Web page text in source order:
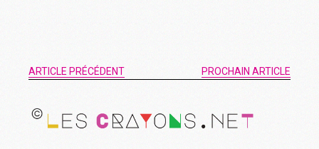
ARTICLE PRÉCÉDENT PROCHAIN ARTICLE